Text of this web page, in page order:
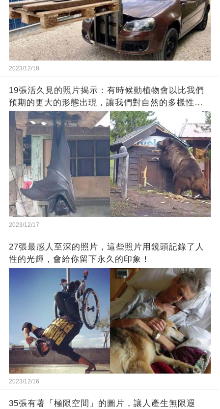
2023/12/18
19張活久見的照片揭示：有時候動植物會以比我們
預期的更大的形態出現，讓我們對自然的多樣性感
到驚嘆
2023/12/17
27張最感人至深的照片，這些照片用鏡頭記錄了人
性的光輝，會給你留下永久的印象！
2023/12/16
35張有著「極限空間」的圖片，讓人產生無限遐